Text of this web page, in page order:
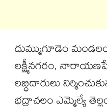
దుమ్ముగూడెం
లక్ష్మీనగరం,
లబ్ధిదారులు
భద్రాచలం ఎమ్మెల్యే